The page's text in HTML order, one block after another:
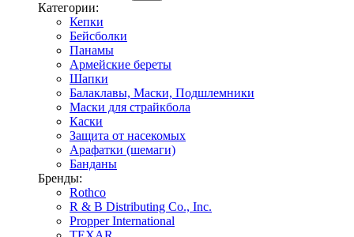
Категории:
Кепки
Бейсболки
Панамы
Армейские береты
Шапки
Балаклавы, Маски, Подшлемники
Маски для страйкбола
Каски
Защита от насекомых
Арафатки (шемаги)
Банданы
Бренды:
Rothco
R & B Distributing Co., Inc.
Propper International